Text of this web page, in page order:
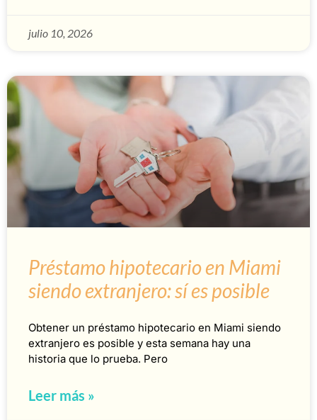
julio 10, 2026
Préstamo hipotecario en Miami
siendo extranjero: sí es posible
Obtener un préstamo hipotecario en Miami siendo
extranjero es posible y esta semana hay una
historia que lo prueba. Pero
Leer más »